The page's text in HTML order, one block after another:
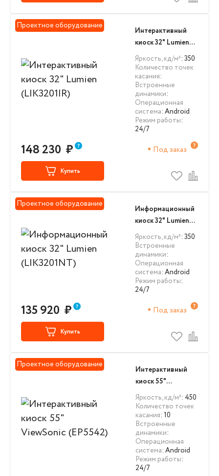
Проектное оборудование
Интерактивный
киоск 32" Lumien
(LIK3201IR)
Яркость, кд/м²: 350
Количество точек
касания:
Встроенные
динамики:
Операционная
система: Android
Режим работы:
24/7
148 230 ₽ Под заказ
Купить
Проектное оборудование
Информационный
киоск 32" Lumien
(LIK3201NT)
Яркость, кд/м²: 350
Встроенные
динамики:
Операционная
система: Android
Режим работы:
24/7
135 920 ₽ Под заказ
Купить
Проектное оборудование
Интерактивный
киоск 55"
ViewSonic (EP5542)
Яркость, кд/м²: 450
Количество точек
касания: 10
Встроенные
динамики:
Операционная
система: Android
Режим работы:
24/7